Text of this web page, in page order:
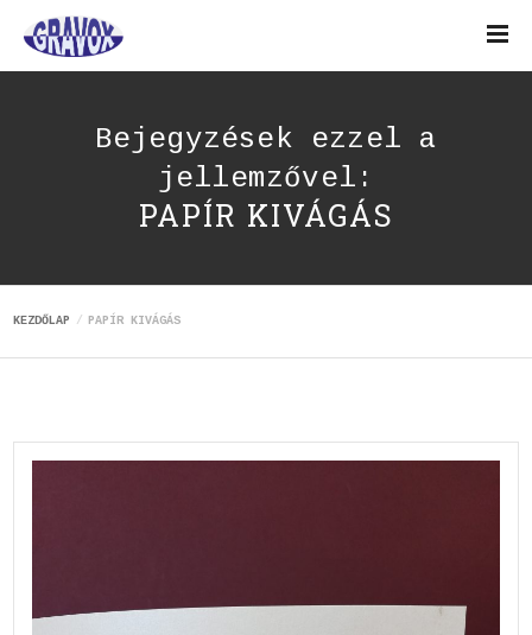
Bejegyzések ezzel a
jellemzővel:
PAPÍR KIVÁGÁS
KEZDŐLAP PAPÍR KIVÁGÁS